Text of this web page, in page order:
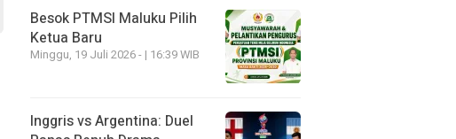
Besok PTMSI Maluku Pilih
Ketua Baru
Minggu, 19 Juli 2026 - | 16:39 WIB
Inggris vs Argentina: Duel